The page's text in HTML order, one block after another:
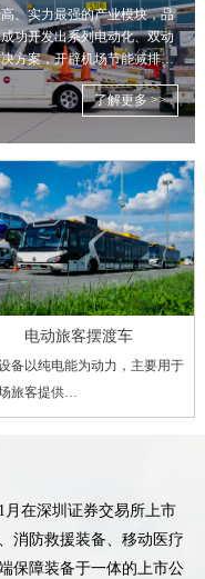
、实力最强的产业模块，品
功开发出系列电动化、双动
方案，开辟机场节能减排新
了解更多 >>
电动旅客摆渡车
备以纯电能为动力，主要用于
旅客提供…
月在深圳证券交易所上市
消防救援装备、移动医疗
保障装备于一体的上市公